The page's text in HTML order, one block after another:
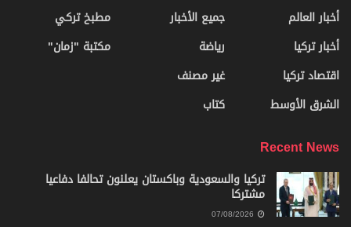
أخبار العالم
أخبار تركيا
اقتصاد تركيا
الشرق الأوسط
جميع الأخبار
رياضة
غير مصنف
كتاب
مطبخ تركي
مكتبة "زمان"
Recent News
تركيا والسعودية وباكستان يعلنون تحالفا دفاعيا
مشتركا